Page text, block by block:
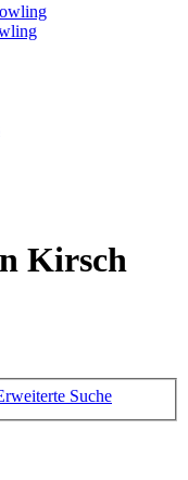
Kirsch
Suche